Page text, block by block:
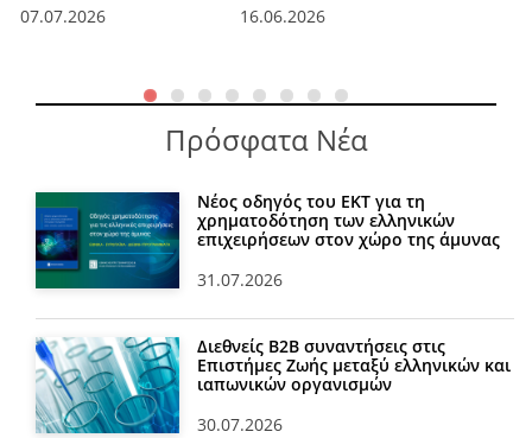
07.07.2026
16.06.2026
Πρόσφατα Νέα
Νέος οδηγός του ΕΚΤ για τη
χρηματοδότηση των ελληνικών
επιχειρήσεων στον χώρο της άμυνας
31.07.2026
Διεθνείς Β2Β συναντήσεις στις
Επιστήμες Ζωής μεταξύ ελληνικών και
ιαπωνικών οργανισμών
30.07.2026